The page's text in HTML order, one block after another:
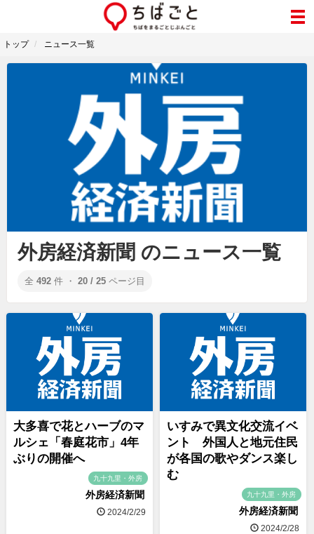
トップ ニュース一覧
外房経済新聞 のニュース一覧
全 492 件 ・ 20 / 25 ページ目
大多喜で花とハーブのマ
ルシェ「春庭花市」4年
ぶりの開催へ
九十九里・外房
外房経済新聞
2024/2/29
いすみで異文化交流イベ
ント 外国人と地元住民
が各国の歌やダンス楽し
む
九十九里・外房
外房経済新聞
2024/2/28